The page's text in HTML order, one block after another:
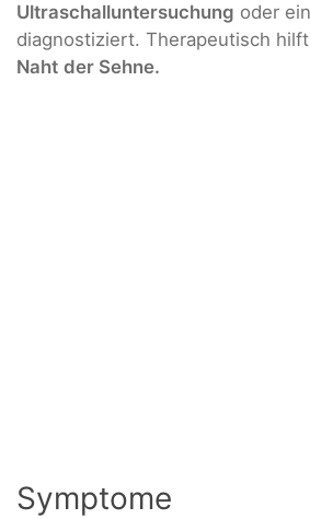
Ultraschalluntersuchung oder ein
diagnostiziert. Therapeutisch
Naht der Sehne.
Symptome